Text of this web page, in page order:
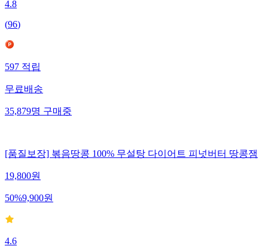
4.8
(96)
597적립
무료배송
35,879명구매중
[품질보장] 볶음땅콩 100% 무설탕 다이어트 피넛버터 땅콩잼
19,800원
50%9,900원
4.6